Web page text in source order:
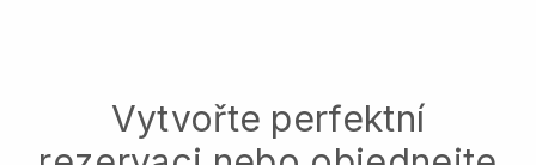
Vytvořte perfektní